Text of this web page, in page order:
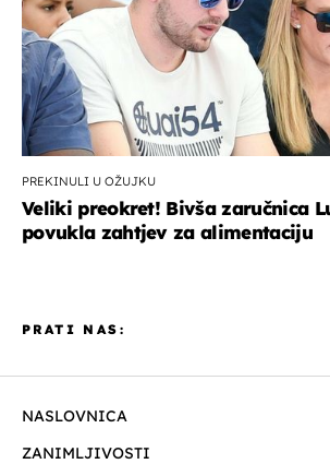
PREKINULI U OŽUJKU
Veliki preokret! Bivša zaručnica
povukla zahtjev za alimentaciju
NASLOVNICA
ZANIMLJIVOSTI
PRATI NAS: